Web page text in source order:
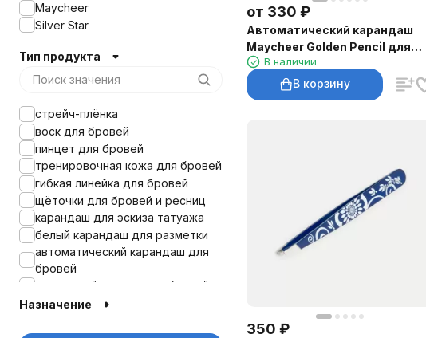
от 330 ₽
Автоматический карандаш
Maycheer Golden Pencil для
бровей
В наличии
В корзину
350 ₽
Maycheer
Silver Star
Тип продукта
стрейч-плёнка
воск для бровей
пинцет для бровей
тренировочная кожа для бровей
гибкая линейка для бровей
щёточки для бровей и ресниц
карандаш для эскиза татуажа
белый карандаш для разметки
автоматический карандаш для
бровей
скошенный пинцет для бровей
линейка-упор для бровей
Назначение